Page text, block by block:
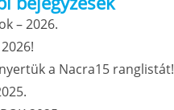
– 2026.
a Nacra15 ranglistát!